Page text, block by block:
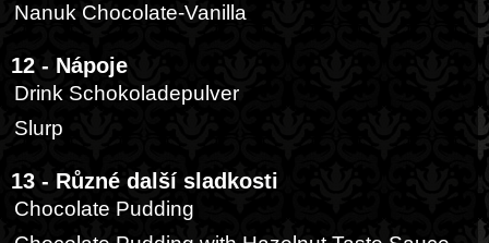
Nanuk Chocolate-Vanilla
12 - Nápoje
Drink Schokoladepulver
Slurp
13 - Různé další sladkosti
Chocolate Pudding